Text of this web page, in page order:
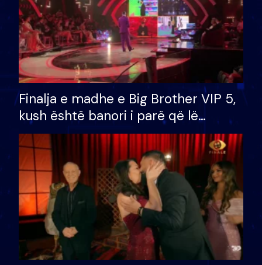
Finalja e madhe e Big Brother VIP 5,
kush është banori i parë që lë
shtëpinë dhe humb mundësinë për
të fituar çmimin e madh